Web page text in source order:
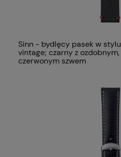
Sinn - bydlęcy pasek w stylu
vintage; czarny z ozdobnym,
czerwonym szwem